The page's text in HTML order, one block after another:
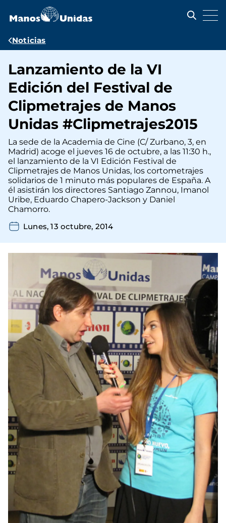
contenido
Ruta
navegación
Noticias
Lanzamiento de la VI
Edición del Festival de
Clipmetrajes de Manos
Unidas #Clipmetrajes2015
La sede de la Academia de Cine (C/ Zurbano, 3, en
Madrid) acoge el jueves 16 de octubre, a las 11:30 h.,
el lanzamiento de la VI Edición Festival de
Clipmetrajes de Manos Unidas, los cortometrajes
solidarios de 1 minuto más populares de España. A
él asistirán los directores Santiago Zannou, Imanol
Uribe, Eduardo Chapero-Jackson y Daniel
Chamorro.
Lunes, 13 octubre, 2014